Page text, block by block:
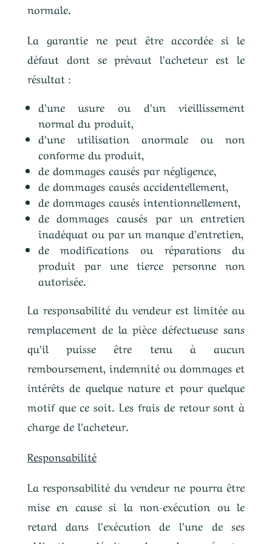
normale.
La garantie ne peut être accordée si le
défaut dont se prévaut l’acheteur est le
résultat :
d’une usure ou d’un vieillissement
normal du produit,
d’une utilisation anormale ou non
conforme du produit,
de dommages causés par négligence,
de dommages causés accidentellement,
de dommages causés intentionnellement,
de dommages causés par un entretien
inadéquat ou par un manque d’entretien,
de modifications ou réparations du
produit par une tierce personne non
autorisée.
La responsabilité du vendeur est limitée au
remplacement de la pièce défectueuse sans
qu’il puisse être tenu à aucun
remboursement, indemnité ou dommages et
intérêts de quelque nature et pour quelque
motif que ce soit. Les frais de retour sont à
charge de l’acheteur.
Responsabilité
La responsabilité du vendeur ne pourra être
mise en cause si la non-exécution ou le
retard dans l’exécution de l’une de ses